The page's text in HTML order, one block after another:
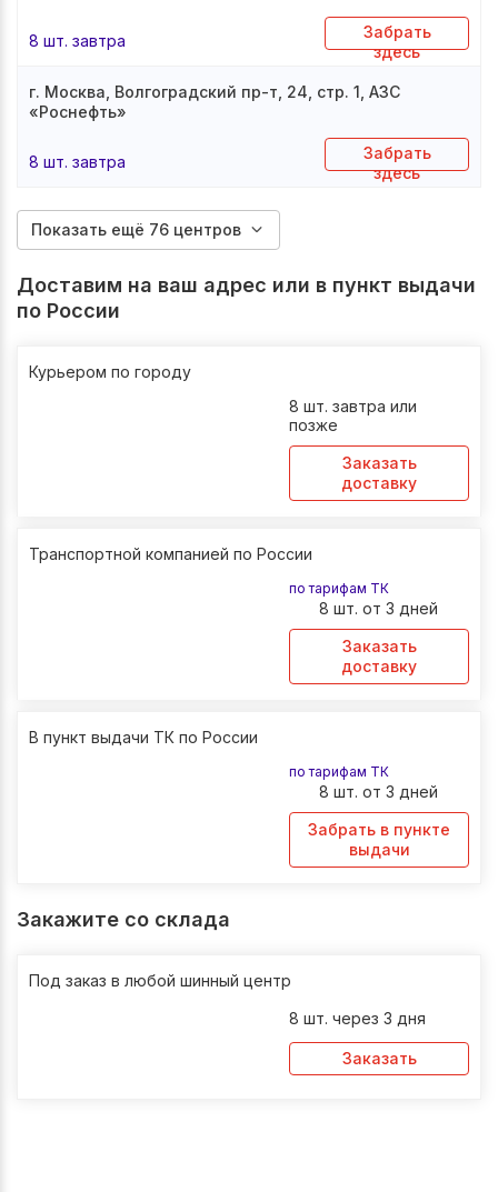
8 шт. завтра
Забрать
здесь
г. Москва, Волгоградский пр-т, 24, стр. 1, АЗС
«Роснефть»
8 шт. завтра
Забрать
здесь
Показать ещё 76 центров
Доставим на ваш адрес или в пункт выдачи
по России
Курьером по городу
8 шт. завтра или
позже
Заказать
доставку
Транспортной компанией по России
по тарифам ТК
8 шт. от 3 дней
Заказать
доставку
В пункт выдачи ТК по России
по тарифам ТК
8 шт. от 3 дней
Забрать в пункте
выдачи
Закажите со склада
Под заказ в любой шинный центр
8 шт. через 3 дня
Заказать